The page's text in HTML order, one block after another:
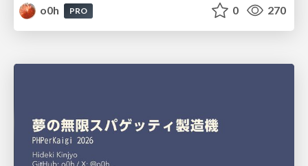
o0h
PRO 0 270